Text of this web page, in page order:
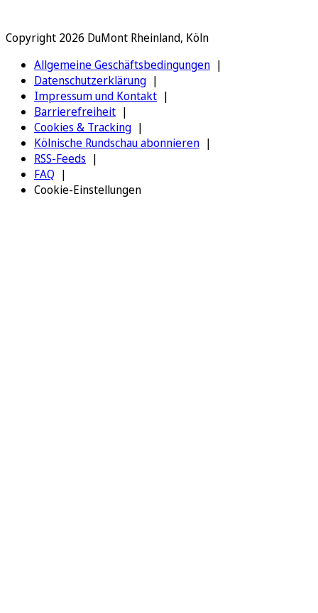
Copyright 2026 DuMont Rheinland, Köln
Allgemeine Geschäftsbedingungen
Datenschutzerklärung
Impressum und Kontakt
Barrierefreiheit
Cookies & Tracking
Kölnische Rundschau abonnieren
RSS-Feeds
FAQ
Cookie-Einstellungen